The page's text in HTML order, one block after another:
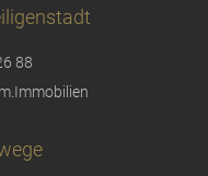
88